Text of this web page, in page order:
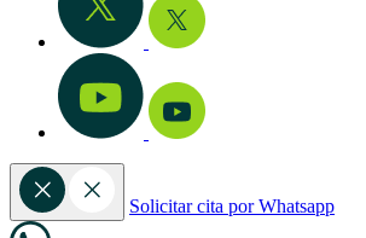
Solicitar cita por Whatsapp